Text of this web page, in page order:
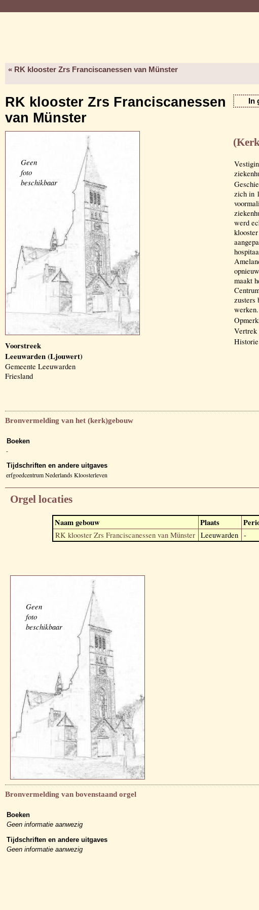
« RK klooster Zrs Franciscanessen van Münster
RK klooster Zrs Franciscanessen
van Münster
In
Geen
foto
beschikbaar
Voorstreek
Leeuwarden (Ljouwert)
Gemeente Leeuwarden
Friesland
zich in
werd
maakt
zusters
werken.
Vertrek
Bronvermelding van het (kerk)gebouw
Boeken
-
Tijdschriften en andere uitgaves
erfgoedcentrum Nederlands Kloosterleven
Orgel locaties
Naam gebouw Plaats
RK klooster Zrs Franciscanessen van Münster Leeuwarden -
Geen
foto
beschikbaar
Bronvermelding van bovenstaand orgel
Boeken
Geen informatie aanwezig
Tijdschriften en andere uitgaves
Geen informatie aanwezig